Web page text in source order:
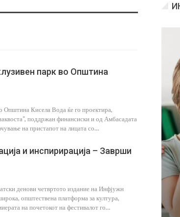
парк во Општина
Општина Кисела Вода ќе го проектира,
поддржан финансиски и од Амбасадата
на пристапот на лицата со…
и инспирирација – Заврши
денови четвртото издание на Инфјужн
општествена платформа за култура,
на почетокот на фестивалот го…
15 Работи Што Специјален
Едукатор Никогаш Не Би Ги